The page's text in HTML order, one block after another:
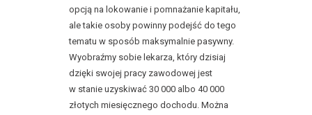
opcją na lokowanie i pomnażanie kapitału,
ale takie osoby powinny podejść do tego
tematu w sposób maksymalnie pasywny.
Wyobraźmy sobie lekarza, który dzisiaj
dzięki swojej pracy zawodowej jest
w stanie uzyskiwać 30 000 albo 40 000
złotych miesięcznego dochodu. Można